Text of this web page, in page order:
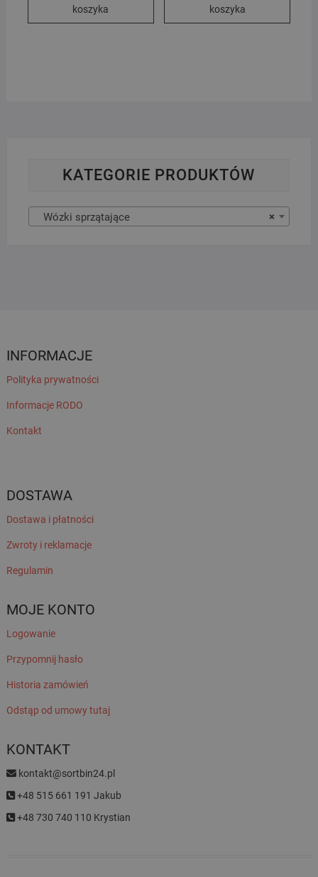
koszyka
koszyka
KATEGORIE PRODUKTÓW
×
Wózki sprzątające
INFORMACJE
Polityka prywatności
Informacje RODO
Kontakt
DOSTAWA
Dostawa i płatności
Zwroty i reklamacje
Regulamin
MOJE KONTO
Logowanie
Przypomnij hasło
Historia zamówień
Odstąp od umowy tutaj
KONTAKT
kontakt@sortbin24.pl
+48 515 661 191 Jakub
+48 730 740 110 Krystian